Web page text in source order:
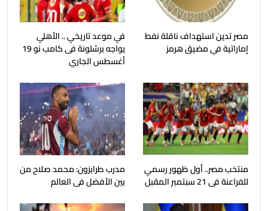
مصر تدين استهداف ناقلة نفط
إماراتية في مضيق هرمز
في موعد تاريخي .. الأهلي
يواجه برشلونة فى كامب نو 19
أغسطس الجاري
منتخب مصر.. أول ظهور رسمي
للفراعنة فى 21 سبتمبر المقبل
مدرب طرابزون: محمد صلاح من
بين الأفضل فى العالم